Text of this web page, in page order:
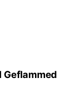
Geflammed